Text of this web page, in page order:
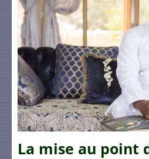
La mise au point